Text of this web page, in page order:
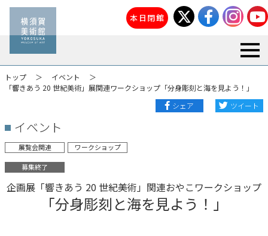
本日閉館
トップ
イベント
「響きあう 20 世紀美術」展関連ワークショップ「分身彫刻と海を見よう！」
シェア
ツイート
イベント
展覧会関連 ワークショップ
募集終了
企画展「響きあう 20 世紀美術」関連おやこワークショップ
「分身彫刻と海を見よう！」